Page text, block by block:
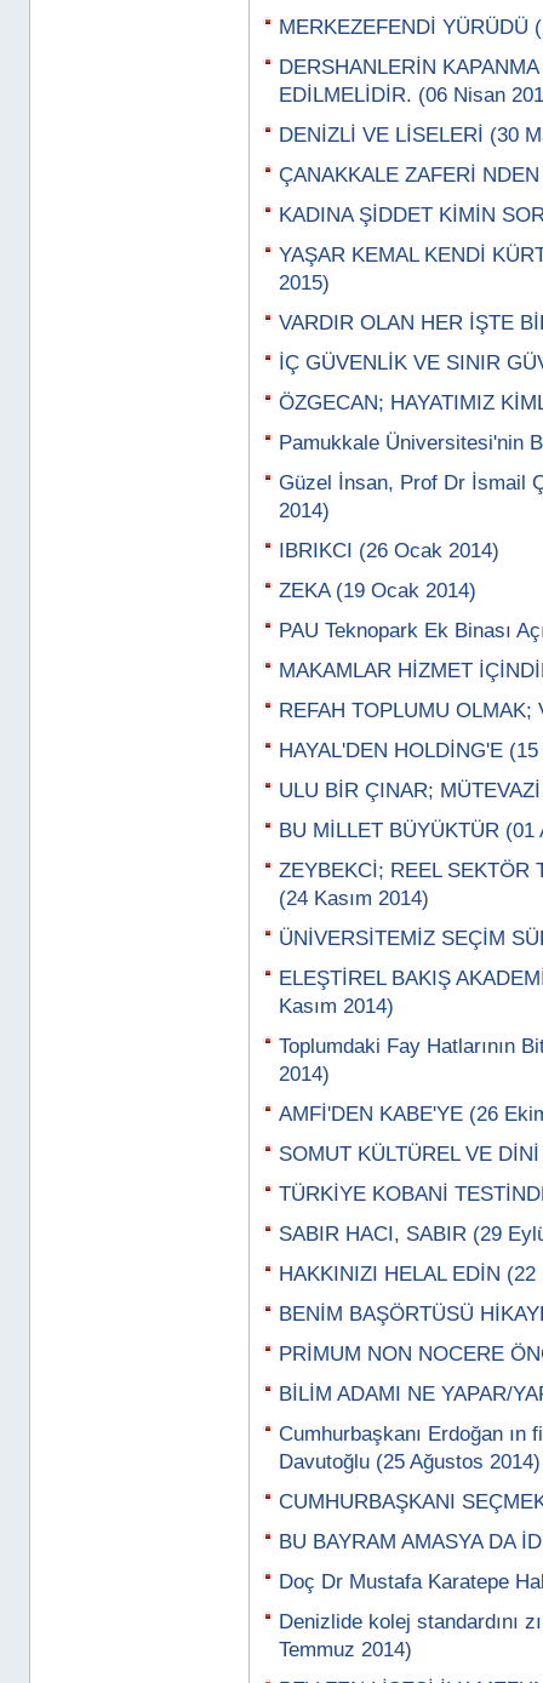
MERKEZEFENDİ YÜRÜDÜ
DERSHANLERİN
EDİLMELİDİR. (06 Nisan
DENİZLİ VE LİSELERİ (30
ÇANAKKALE ZAFERİ
KADINA ŞİDDET KİMİN
YAŞAR KEMAL KENDİ
2015)
VARDIR OLAN HER İŞTE
İÇ GÜVENLİK VE SINIR
ÖZGECAN; HAYATIMIZ
Pamukkale Üniversitesi'nin
Güzel İnsan, Prof Dr İsmail
2014)
IBRIKCI (26 Ocak 2014)
ZEKA (19 Ocak 2014)
PAU Teknopark Ek Binası
MAKAMLAR HİZMET
REFAH TOPLUMU OLMAK;
HAYAL'DEN HOLDİNG'E (15
ULU BİR ÇINAR;
BU MİLLET BÜYÜKTÜR (01
ZEYBEKCİ; REEL SEKTÖR
(24 Kasım 2014)
ÜNİVERSİTEMİZ SEÇİM
ELEŞTİREL BAKIŞ
Kasım 2014)
Toplumdaki Fay Hatlarının
2014)
AMFİ'DEN KABE'YE (26
SOMUT KÜLTÜREL VE
TÜRKİYE KOBANİ
SABIR HACI, SABIR (29
HAKKINIZI HELAL EDİN
BENİM BAŞÖRTÜSÜ
PRİMUM NON NOCERE
BİLİM ADAMI NE YAPAR/
Cumhurbaşkanı Erdoğan ın
Davutoğlu (25 Ağustos 2014)
CUMHURBAŞKANI
BU BAYRAM AMASYA DA
Doç Dr Mustafa Karatepe
Denizlide kolej standardını
Temmuz 2014)